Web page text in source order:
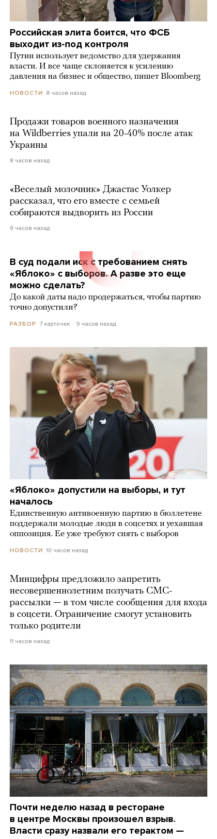
Российская элита боится, что ФСБ
выходит из-под контроля
Путин использует ведомство для удержания
власти. И все чаще склоняется к усилению
давления на бизнес и общество, пишет Bloomberg
НОВОСТИ 8 часов назад
Продажи товаров военного назначения
на Wildberries упали на 20-40% после атак
Украины
8 часов назад
«Веселый молочник» Джастас Уолкер
рассказал, что его вместе с семьей
собираются выдворить из России
9 часов назад
В суд подали иск с требованием снять
«Яблоко» с выборов. А разве это еще
можно сделать?
До какой даты надо продержаться, чтобы партию
точно допустили?
РАЗБОР 7 карточек 9 часов назад
«Яблоко» допустили на выборы, и тут
началось
Единственную антивоенную партию в бюллетене
поддержали молодые люди в соцсетях и уехавшая
оппозиция. Ее уже требуют снять с выборов
НОВОСТИ 10 часов назад
Минцифры предложило запретить
несовершеннолетним получать СМС-
рассылки — в том числе сообщения для входа
в соцсети. Ограничение смогут установить
только родители
11 часов назад
Почти неделю назад в ресторане
в центре Москвы произошел взрыв.
Власти сразу назвали его терактом —